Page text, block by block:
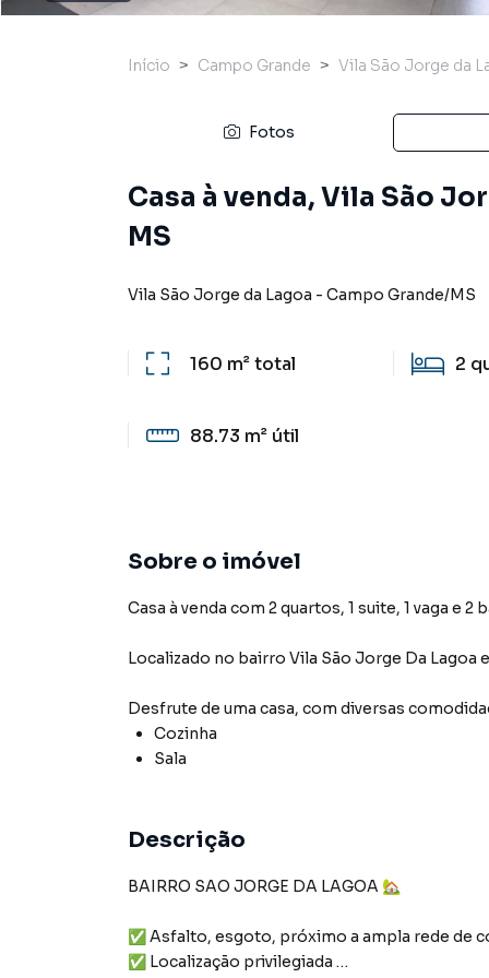
Início Campo Grande Vila São Jorge da
Fotos
Casa à venda, Vila São
MS
Vila São Jorge da Lagoa - Campo Grande/MS
160 m²total 2
88.73 m² útil
Sobre o imóvel
Casa à venda com 2 quartos, 1 suite, 1 vaga e 2
Localizado no bairro Vila São Jorge Da Lagoa
Desfrute de uma casa, com diversas
Cozinha
Sala
Descrição
BAIRRO SAO JORGE DA LAGOA 🏡
✅ Asfalto, esgoto, próximo a ampla rede de
✅ Localização privilegiada